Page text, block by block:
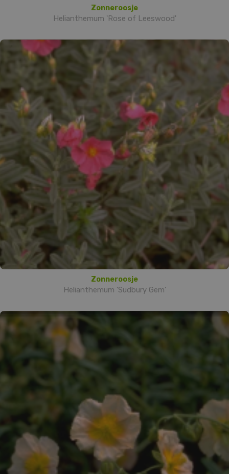
Zonneroosje
Helianthemum 'Rose of Leeswood'
Zonneroosje
Helianthemum 'Sudbury Gem'